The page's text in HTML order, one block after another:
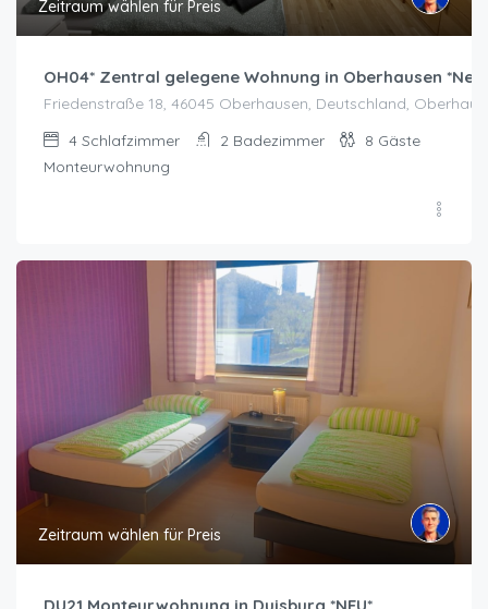
Zeitraum wählen für Preis
OH04* Zentral gelegene Wohnung in Oberhausen *Neu*
Friedenstraße 18, 46045 Oberhausen, Deutschland,
4 Schlafzimmer 2 Badezimmer 8 Gäste
Monteurwohnung
Zeitraum wählen für Preis